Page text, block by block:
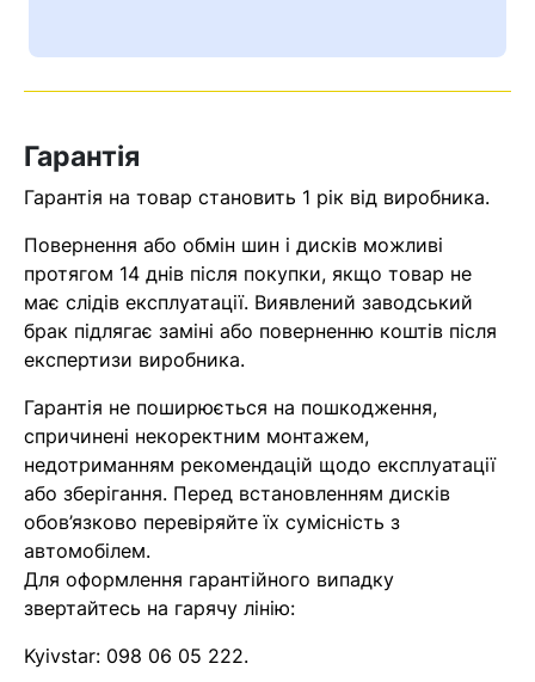
Помилка:
Оператор зв’яжеться з вами
найближчим часом
Гарантія
Гарантія на товар становить 1 рік від виробника.
Повернення або обмін шин і дисків можливі
протягом 14 днів після покупки, якщо товар не
має слідів експлуатації. Виявлений заводський
брак підлягає заміні або поверненню коштів після
експертизи виробника.
Гарантія не поширюється на пошкодження,
спричинені некоректним монтажем,
недотриманням рекомендацій щодо експлуатації
або зберігання. Перед встановленням дисків
обов’язково перевіряйте їх сумісність з
автомобілем.
Для оформлення гарантійного випадку
звертайтесь на гарячу лінію:
Kyivstar: 098 06 05 222.